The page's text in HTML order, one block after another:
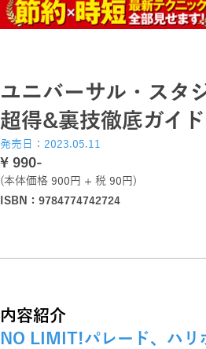
ユニバーサル・スタ
超得&裏技徹底ガイ
発売日：2023.05.11
\ 990-
(本体価格 900円 + 税 90円)
ISBN：9784774742724
内容紹介
NO LIMIT!パレード、ハリ